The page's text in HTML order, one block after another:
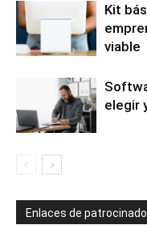
Kit
viable
elegir
Enlaces de